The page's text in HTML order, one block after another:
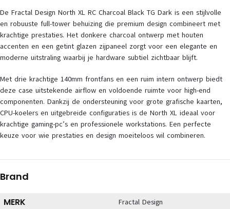
De Fractal Design North XL RC Charcoal Black TG Dark is een stijlvolle
en robuuste full-tower behuizing die premium design combineert met
krachtige prestaties. Het donkere charcoal ontwerp met houten
accenten en een getint glazen zijpaneel zorgt voor een elegante en
moderne uitstraling waarbij je hardware subtiel zichtbaar blijft.
Met drie krachtige 140mm frontfans en een ruim intern ontwerp biedt
deze case uitstekende airflow en voldoende ruimte voor high-end
componenten. Dankzij de ondersteuning voor grote grafische kaarten,
CPU-koelers en uitgebreide configuraties is de North XL ideaal voor
krachtige gaming-pc’s en professionele workstations. Een perfecte
keuze voor wie prestaties en design moeiteloos wil combineren.
Brand
MERK Fractal Design